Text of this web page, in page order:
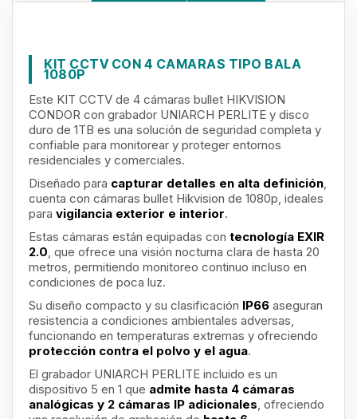
KIT CCTV CON 4 CAMARAS TIPO BALA
1080P
Este KIT CCTV de 4 cámaras bullet HIKVISION
CONDOR con grabador UNIARCH PERLITE y disco
duro de 1TB es una solución de seguridad completa y
confiable para monitorear y proteger entornos
residenciales y comerciales.
Diseñado para capturar detalles en alta definición,
cuenta con cámaras bullet Hikvision de 1080p, ideales
para vigilancia exterior e interior.
Estas cámaras están equipadas con tecnología EXIR
2.0, que ofrece una visión nocturna clara de hasta 20
metros, permitiendo monitoreo continuo incluso en
condiciones de poca luz.
Su diseño compacto y su clasificación IP66 aseguran
resistencia a condiciones ambientales adversas,
funcionando en temperaturas extremas y ofreciendo
protección contra el polvo y el agua.
El grabador UNIARCH PERLITE incluido es un
dispositivo 5 en 1 que admite hasta 4 cámaras
analógicas y 2 cámaras IP adicionales, ofreciendo